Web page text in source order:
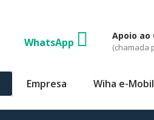
WhatsApp
Apoio ao
(chamada
Empresa Wiha e-